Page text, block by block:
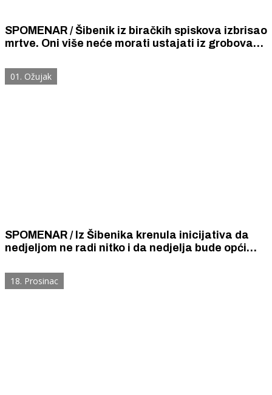
SPOMENAR / Šibenik iz biračkih spiskova izbrisao
mrtve. Oni više neće morati ustajati iz grobova
stranaka i poslušnike vlasti.
01. Ožujak
SPOMENAR / Iz Šibenika krenula inicijativa da
nedjeljom ne radi nitko i da nedjelja bude opći
18. Prosinac